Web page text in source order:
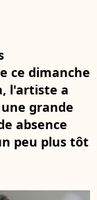
ce dimanche
l'artiste a
grande
absence
peu plus tôt